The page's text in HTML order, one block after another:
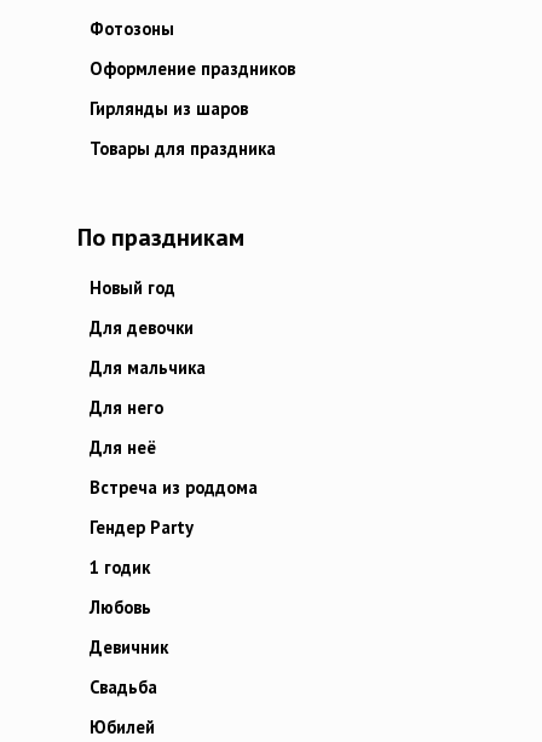
Фотозоны
Оформление праздников
Гирлянды из шаров
Товары для праздника
По праздникам
Новый год
Для девочки
Для мальчика
Для него
Для неё
Встреча из роддома
Гендер Party
1 годик
Любовь
Девичник
Свадьба
Юбилей